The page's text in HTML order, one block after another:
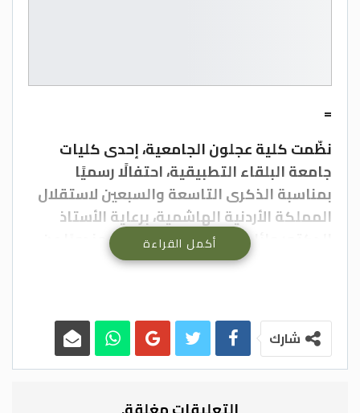
=
نظّمت كلية عجلون الجامعية، إحدى كليات
جامعة البلقاء التطبيقية، احتفالًا رسميًا
بمناسبة الذكرى التاسعة والسبعين لاستقلال
المملكة الأردنية الهاشمية، برعاية الأستاذ
الدكتور وائل الربضي، عميد الكلية، مندوبًا عن
رئيس الجامعة الأستاذ الدكتور أحمد فخري
الكلية .
وفي كلمة له خلال الحفل، عبّر الدكتور الربضي
أكمل القراءة
شارك